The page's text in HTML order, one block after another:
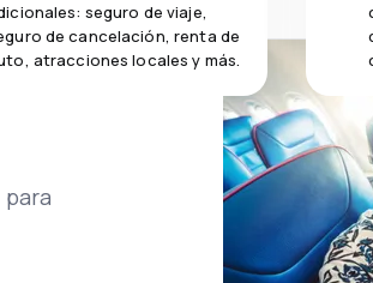
seguro de viaje,
de cancelación, renta de
atracciones locales y más.